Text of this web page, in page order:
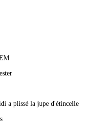
a plissé la jupe d'étincelle